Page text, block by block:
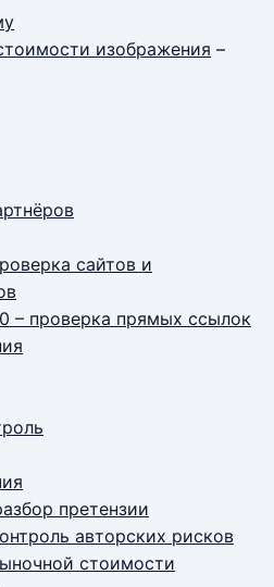
изображения –
сайтов и
– проверка прямых ссылок
претензии
авторских рисков
стоимости